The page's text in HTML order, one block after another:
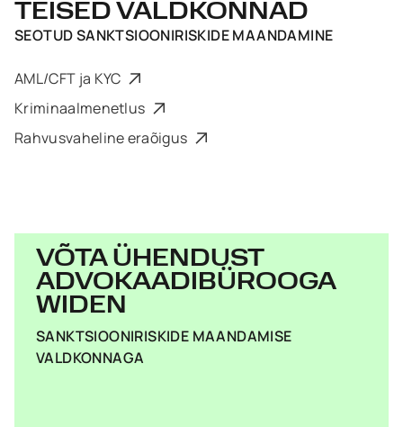
TEISED VALDKONNAD
SEOTUDSANKTSIOONIRISKIDE MAANDAMINE
AML/CFT ja KYC
Kriminaalmenetlus
Rahvusvaheline eraõigus
VÕTA ÜHENDUST
ADVOKAADIBÜROOGA
WIDEN
SANKTSIOONIRISKIDE MAANDAMISE
VALDKONNAGA